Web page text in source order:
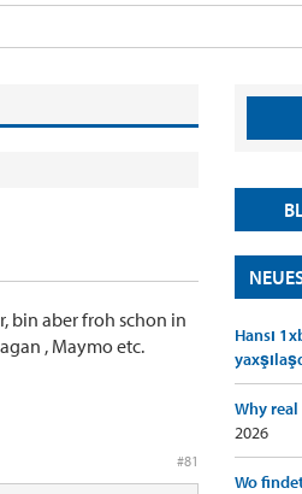
bin aber froh schon in
, Maymo etc.
#81
Hansı
Why
2026
Wo